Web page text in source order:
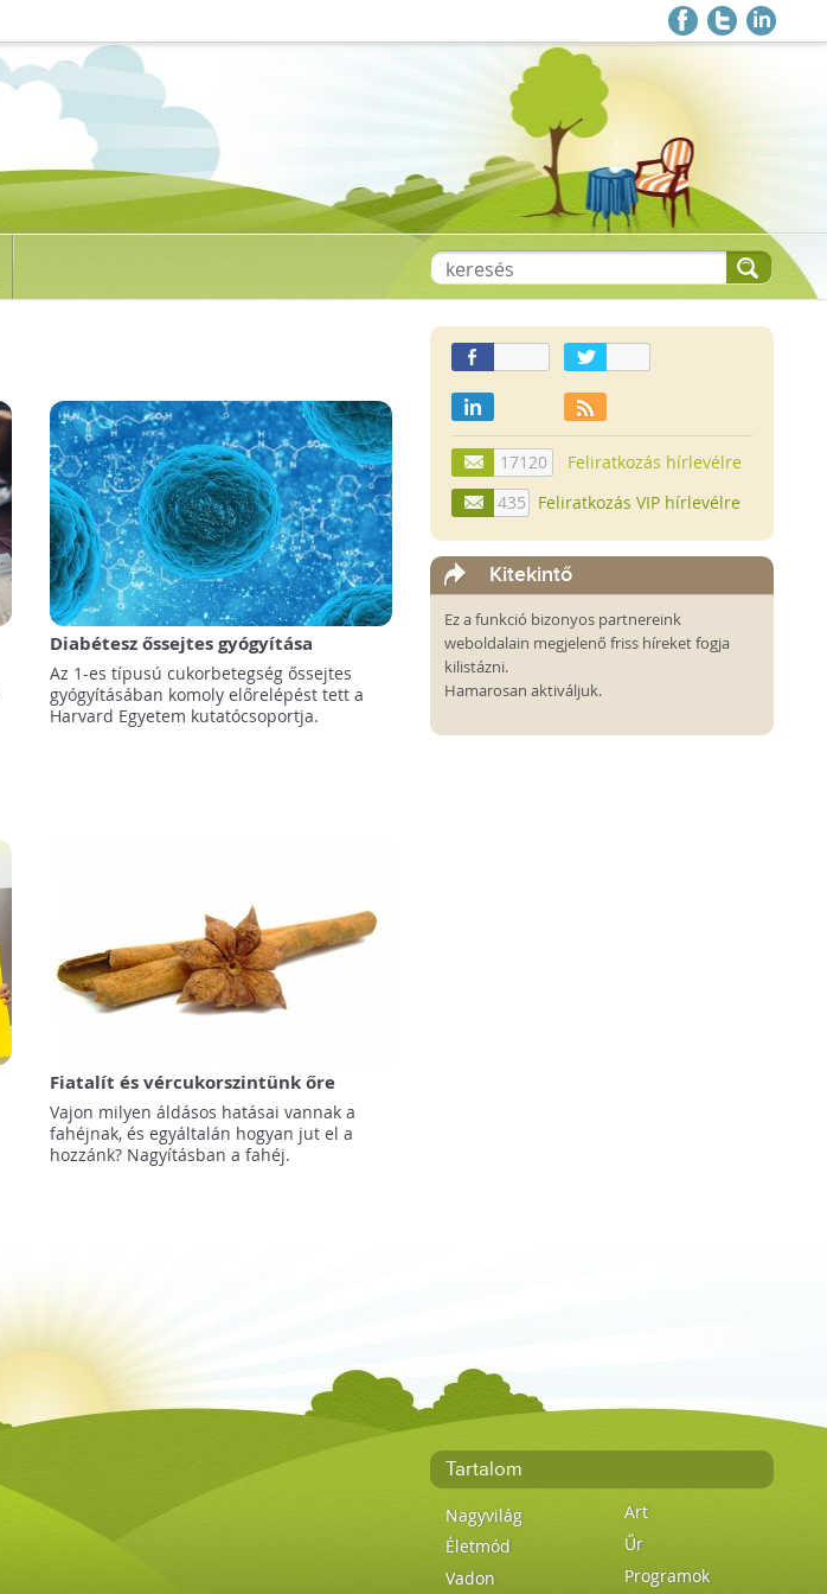
Diabétesz őssejtes gyógyítása
Az 1-es típusú cukorbetegség őssejtes
gyógyításában komoly előrelépést tett a
Harvard Egyetem kutatócsoportja.
Fiatalít és vércukorszintünk őre
Vajon milyen áldásos hatásai vannak a
fahéjnak, és egyáltalán hogyan jut el a
hozzánk? Nagyításban a fahéj.
17120
Feliratkozás hírlevélre
435
Feliratkozás VIP hírlevélre
Kitekintő
Ez a funkció bizonyos partnereink
weboldalain megjelenő friss híreket fogja
kilistázni.
Hamarosan aktiváljuk.
Tartalom
Nagyvilág
Életmód
Vadon
Art
Űr
Programok